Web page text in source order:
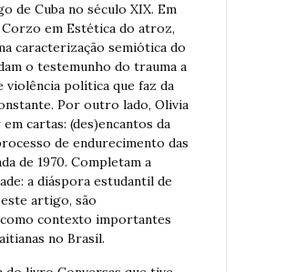
de Cuba no século XIX. Em
em Estética do atroz,
caracterização semiótica do
o testemunho do trauma a
política que faz da
Por outro lado, Olivia
cartas: (des)encantos da
de endurecimento das
de 1970. Completam a
a diáspora estudantil de
artigo, são
como contexto importantes
no Brasil.